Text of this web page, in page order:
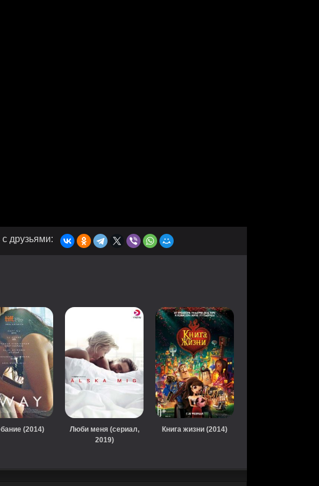
друзьями:
(2014)
Люби меня (сериал,
2019)
Книга жизни (2014)